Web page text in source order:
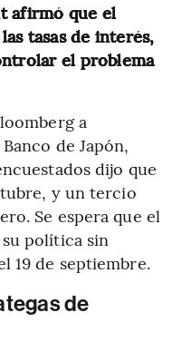
afirmó que el
tasas de interés,
el problema
a
de Japón,
dijo que
y un tercio
Se espera que el
política sin
19 de septiembre.
de